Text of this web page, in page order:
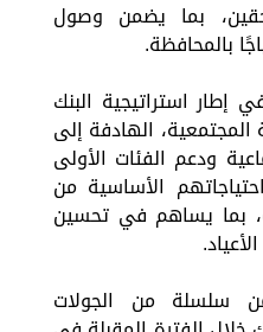
بما يضمن وصول
بالمحافظة.
إطار استراتيجية البنك
الهادفة إلى
ودعم الفئات الأولى
الأساسية من
بما يساهم في تحسين
سلسلة من الجولات